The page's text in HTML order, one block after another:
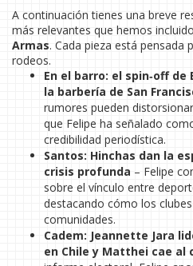
A continuación tienes una breve
más relevantes que hemos
Armas. Cada pieza está pensada
rodeos.
En el barro: el spin‑off
la barbería de San
rumores pueden
que Felipe ha señalado
credibilidad periodística.
Santos: Hinchas dan la
crisis profunda – Felipe
sobre el vínculo entre
destacando cómo los
comunidades.
Cadem: Jeannette Jara
en Chile y Matthei cae al